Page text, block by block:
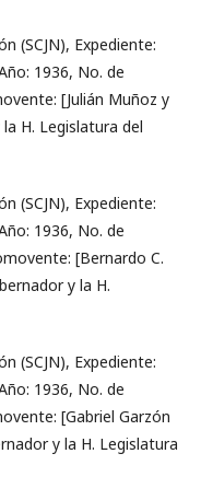
(SCJN), Expediente:
1936, No. de
[Julián Muñoz y
H. Legislatura del
(SCJN), Expediente:
1936, No. de
[Bernardo C.
y la H.
(SCJN), Expediente:
1936, No. de
[Gabriel Garzón
y la H. Legislatura